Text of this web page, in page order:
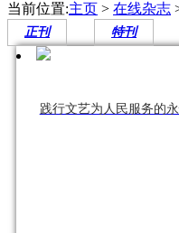
当前位置:主页 > 在线杂志
正刊 特刊
践行文艺为人民服务的